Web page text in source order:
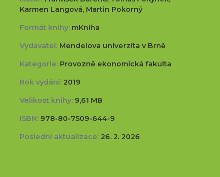
Karmen Langová, Martin Pokorný
Formát knihy: mKniha
Vydavatel: Mendelova univerzita v Brně
Kategorie: Provozně ekonomická fakulta
Rok vydání: 2019
Velikost knihy: 9,61 MB
ISBN: 978-80-7509-644-9
Poslední aktualizace: 26. 2. 2026